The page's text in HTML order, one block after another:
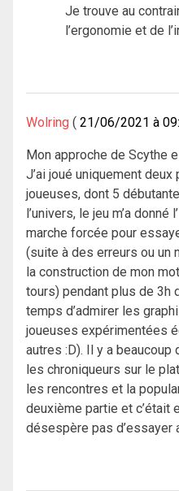
Je trouve au
l’ergonomie et de
Wolring 21/06/2021 à
Mon approche de Scythe
J’ai joué uniquement
joueuses, dont 5
l’univers, le jeu m’a donné
marche forcée pour
(suite à des erreurs ou un
la construction de mon
tours) pendant plus de 3h
temps d’admirer les
joueuses expérimentées
autres :D). Il y a
les chroniqueurs sur le
les rencontres et la
deuxième partie et c’était
désespère pas d’essayer